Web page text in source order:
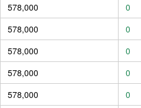
578,000 0
578,000 0
578,000 0
578,000 0
578,000 0